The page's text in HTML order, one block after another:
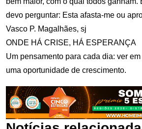
devo perguntar: Esta afasta-me ou
Vasco P. Magalhães, sj
ONDE HÁ CRISE, HÁ ESPERANÇA
Um pensamento para cada dia: ver
uma oportunidade de crescimento.